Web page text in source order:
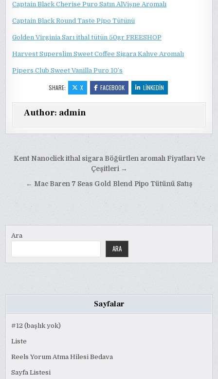
Captain Black Cherise Puro Satın AlVişne Aromalı
Captain Black Round Taste Pipo Tütünü
Golden Virginia Sarı ithal tütün 50gr FREESHOP
Harvest Superslim Sweet Coffee Sigara Kahve Aromalı
Pipers Club Sweet Vanilla Puro 10’s
SHARE: X FACEBOOK LINKEDIN
Author: admin
Yazı
Kent Nanoclick ithal sigara Böğürtlen aromalı Fiyatları Ve
Çeşitleri →
← Mac Baren 7 Seas Gold Blend Pipo Tütünü Satış
Ara
ARA
Sayfalar
#12 (başlık yok)
Liste
Reels Yorum Atma Hilesi Bedava
Sayfa Listesi